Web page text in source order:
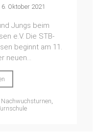
6. Oktober 2021
Jungs beim
e.V. Die STB-
beginnt am 11.
neuen...
Nachwuchsturnen,